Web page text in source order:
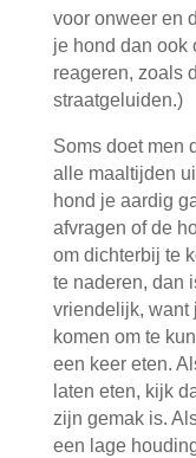
voor onweer en
je hond dan ook
reageren, zoals
straatgeluiden.)
Soms doet men
alle maaltijden
hond je aardig
afvragen of de
om dichterbij te
te naderen, dan
vriendelijk, want
komen om te
een keer eten.
laten eten, kijk
zijn gemak is.
een lage